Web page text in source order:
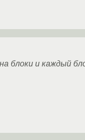
блоки и каждый